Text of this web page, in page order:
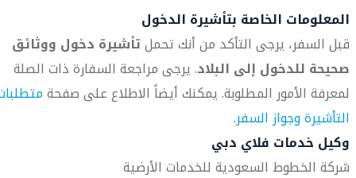
المعلومات الخاصة بتأشيرة الدخول
قبل السفر، يرجى التأكد من أنك تحملتأشيرة دخول ووثائق
صحيحة للدخول إلى البلاد. يرجى مراجعة السفارة ذات الصلة
لمعرفة الأمور المطلوبة. يمكنك أيضاً الاطلاع على صفحة
التأشيرة وجواز السفر.
وكيل خدمات فلاي دبي
شركة الخطوط السعودية للخدمات الأرضية